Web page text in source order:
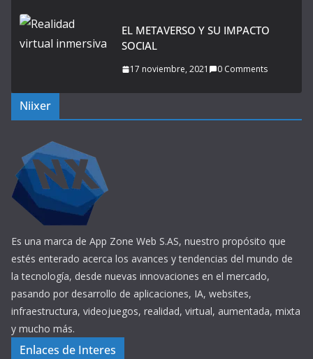
EL METAVERSO Y SU IMPACTO
SOCIAL
17 noviembre, 2021 0 Comments
Niixer
Es una marca de App Zone Web S.AS, nuestro propósito que
estés enterado acerca los avances y tendencias del mundo de
la tecnología, desde nuevas innovaciones en el mercado,
pasando por desarrollo de aplicaciones, IA, websites,
infraestructura, videojuegos, realidad, virtual, aumentada, mixta
y mucho más.
Enlaces de Interes